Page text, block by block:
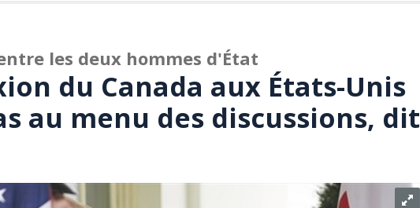
les deux hommes d'État
du Canada aux États-Unis
au menu des discussions, dit